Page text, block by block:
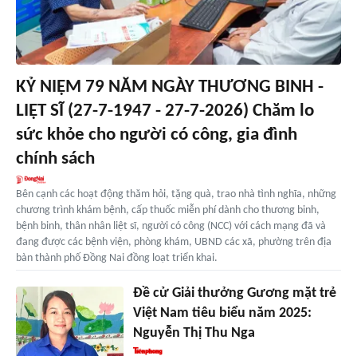
KỶ NIỆM 79 NĂM NGÀY THƯƠNG BINH -
LIỆT SĨ (27-7-1947 - 27-7-2026) Chăm lo
sức khỏe cho người có công, gia đình
chính sách
Bên cạnh các hoạt động thăm hỏi, tặng quà, trao nhà tình nghĩa, những
chương trình khám bệnh, cấp thuốc miễn phí dành cho thương binh,
bệnh binh, thân nhân liệt sĩ, người có công (NCC) với cách mạng đã và
đang được các bệnh viện, phòng khám, UBND các xã, phường trên địa
bàn thành phố Đồng Nai đồng loạt triển khai.
Đề cử Giải thưởng Gương mặt trẻ
Việt Nam tiêu biểu năm 2025:
Nguyễn Thị Thu Nga